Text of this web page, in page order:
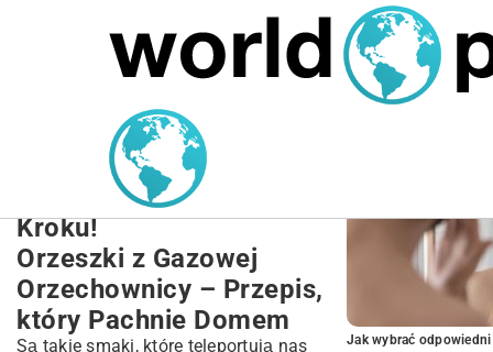
MARIUSZ ŁAMAGA 27.09.2025
Przepis na Orzeszki z
Orzechownicy Gazowej –
Klasyka Babci Krok po
Kroku!
Orzeszki z Gazowej
Orzechownicy – Przepis,
który Pachnie Domem
Są takie smaki, które teleportują nas
Jak wybrać